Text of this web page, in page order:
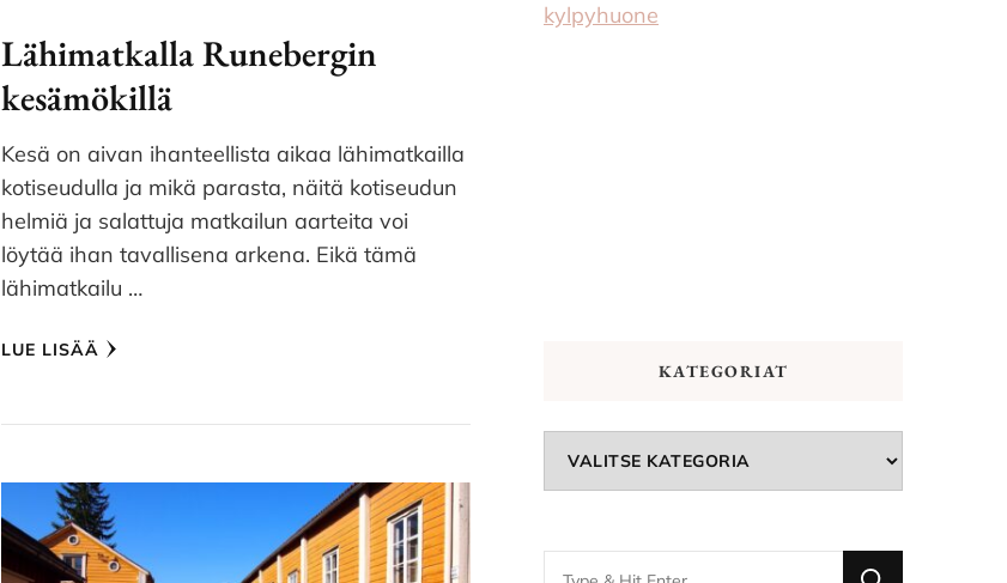
Lähimatkalla Runebergin
kesämökillä
Kesä on aivan ihanteellista aikaa lähimatkailla
kotiseudulla ja mikä parasta, näitä kotiseudun
helmiä ja salattuja matkailun aarteita voi
löytää ihan tavallisena arkena. Eikä tämä
lähimatkailu …
LUE LISÄÄ
kylpyhuone
KATEGORIAT
Kategoriat
Looking